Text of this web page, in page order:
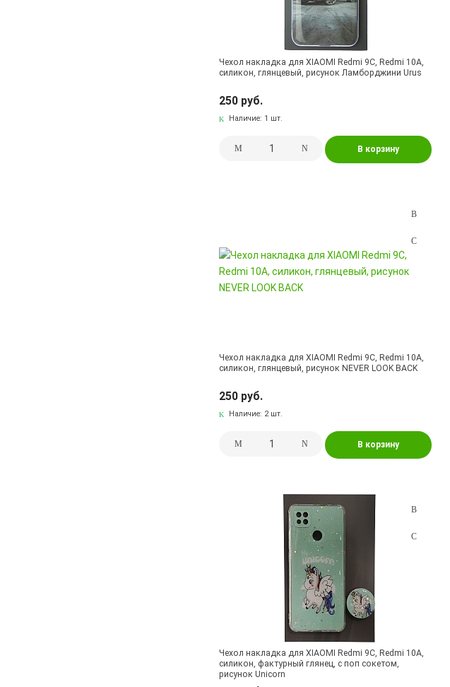
Чехол накладка для XIAOMI Redmi 9C, Redmi 10A,
силикон, глянцевый, рисунок Ламборджини Urus
250 руб.
Наличие: 1 шт.
В корзину
Чехол накладка для XIAOMI Redmi 9C, Redmi 10A,
силикон, глянцевый, рисунок NEVER LOOK BACK
250 руб.
Наличие: 2 шт.
В корзину
Чехол накладка для XIAOMI Redmi 9C, Redmi 10A,
силикон, фактурный глянец, с поп сокетом,
рисунок Unicorn